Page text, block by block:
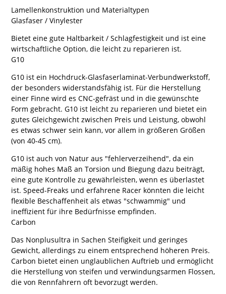
Lamellenkonstruktion und Materialtypen
Glasfaser / Vinylester
Bietet eine gute Haltbarkeit / Schlagfestigkeit und ist eine
wirtschaftliche Option, die leicht zu reparieren ist.
G10
G10 ist ein Hochdruck-Glasfaserlaminat-Verbundwerkstoff,
der besonders widerstandsfähig ist. Für die Herstellung
einer Finne wird es CNC-gefräst und in die gewünschte
Form gebracht. G10 ist leicht zu reparieren und bietet ein
gutes Gleichgewicht zwischen Preis und Leistung, obwohl
es etwas schwer sein kann, vor allem in größeren Größen
(von 40-45 cm).
G10 ist auch von Natur aus "fehlerverzeihend", da ein
mäßig hohes Maß an Torsion und Biegung dazu beiträgt,
eine gute Kontrolle zu gewährleisten, wenn es überlastet
ist. Speed-Freaks und erfahrene Racer könnten die leicht
flexible Beschaffenheit als etwas "schwammig" und
ineffizient für ihre Bedürfnisse empfinden.
Carbon
Das Nonplusultra in Sachen Steifigkeit und geringes
Gewicht, allerdings zu einem entsprechend höheren Preis.
Carbon bietet einen unglaublichen Auftrieb und ermöglicht
die Herstellung von steifen und verwindungsarmen Flossen,
die von Rennfahrern oft bevorzugt werden.